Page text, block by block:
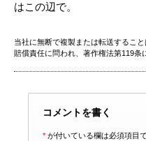
はこの辺で。
当社に無断で複製または転送するこ
賠償責任に問われ、著作権法第119条
コメントを書く
* が付いている欄は必須項目